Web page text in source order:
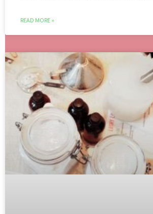
READ MORE »